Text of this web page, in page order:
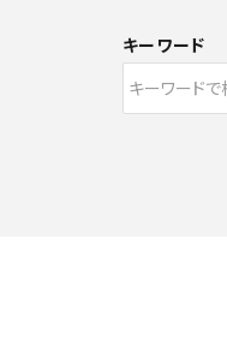
キーワード